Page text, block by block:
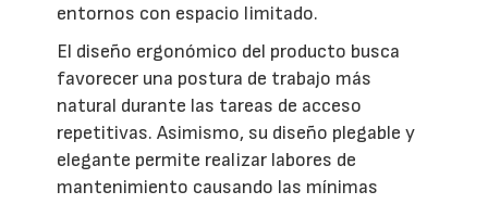
entornos con espacio limitado.
El diseño ergonómico del producto busca
favorecer una postura de trabajo más
natural durante las tareas de acceso
repetitivas. Asimismo, su diseño plegable y
elegante permite realizar labores de
mantenimiento causando las mínimas